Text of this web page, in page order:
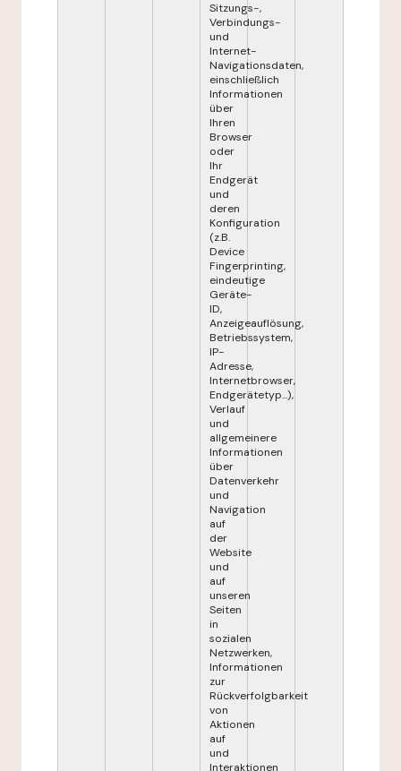
Sitzungs-,
Verbindungs-
und
Internet-
Navigationsdaten,
einschließlich
Informationen
über
Ihren
Browser
oder
Ihr
Endgerät
und
deren
Konfiguration
(z.B.
Device
Fingerprinting,
eindeutige
Geräte-
ID,
Anzeigeauflösung,
Betriebssystem,
IP-
Adresse,
Internetbrowser,
Endgerätetyp...),
Verlauf
und
allgemeinere
Informationen
über
Datenverkehr
und
Navigation
auf
der
Website
und
auf
unseren
Seiten
in
sozialen
Netzwerken,
Informationen
zur
Rückverfolgbarkeit
von
Aktionen
auf
und
Interaktionen